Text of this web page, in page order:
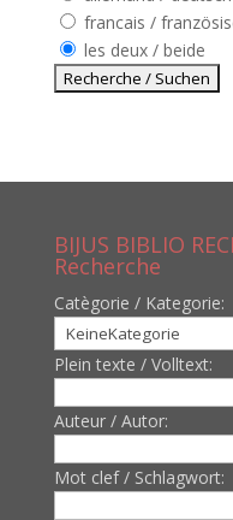
francais /
les deux / beide
BIJUS BIBLIO
Recherche
Catègorie / Kategorie:
Plein texte / Volltext:
Auteur / Autor:
Mot clef / Schlagwort: